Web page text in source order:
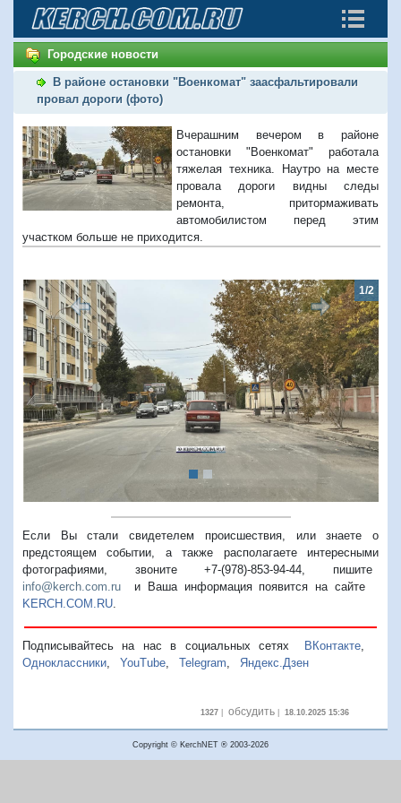
Городские новости
В районе остановки "Военкомат" заасфальтировали
провал дороги (фото)
Вчерашним вечером в районе
остановки "Военкомат" работала
тяжелая техника. Наутро на месте
провала дороги видны следы
ремонта, притормаживать
автомобилистом перед этим
участком больше не приходится.
1/2
Предыдущий
Если Вы стали свидетелем происшествия, или знаете о
предстоящем событии, а также располагаете интересными
фотографиями, звоните +7-(978)-853-94-44, пишите
info@kerch.com.ru и Ваша информация появится на сайте
KERCH.COM.RU.
Подписывайтесь на нас в социальных сетях ВКонтакте,
Одноклассники, YouTube, Telegram, Яндекс.Дзен
1327| обсудить| 18.10.2025 15:36
Copyright © KerchNET ® 2003-2026